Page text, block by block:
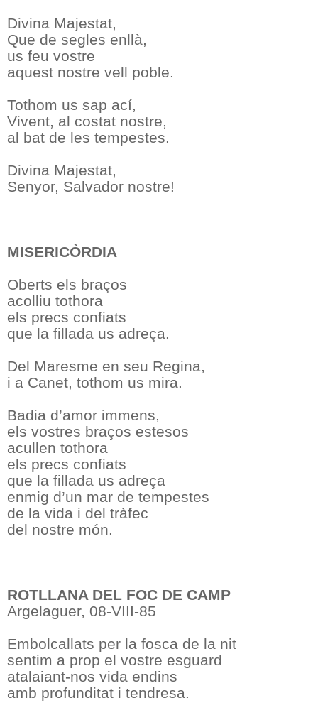
Divina Majestat,
Que de segles enllà,
us feu vostre
aquest nostre vell poble.
Tothom us sap ací,
Vivent, al costat nostre,
al bat de les tempestes.
Divina Majestat,
Senyor, Salvador nostre!
MISERICÒRDIA
Oberts els braços
acolliu tothora
els precs confiats
que la fillada us adreça.
Del Maresme en seu Regina,
i a Canet, tothom us mira.
Badia d’amor immens,
els vostres braços estesos
acullen tothora
els precs confiats
que la fillada us adreça
enmig d’un mar de tempestes
de la vida i del tràfec
del nostre món.
ROTLLANA DEL FOC DE CAMP
Argelaguer, 08-VIII-85
Embolcallats per la fosca de la nit
sentim a prop el vostre esguard
atalaiant-nos vida endins
amb profunditat i tendresa.